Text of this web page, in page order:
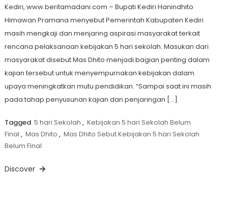
Kediri, www.beritamadani.com – Bupati Kediri Hanindhito
Himawan Pramana menyebut Pemerintah Kabupaten Kediri
masih mengkaji dan menjaring aspirasi masyarakat terkait
rencana pelaksanaan kebijakan 5 hari sekolah. Masukan dari
masyarakat disebut Mas Dhito menjadi bagian penting dalam
kajian tersebut untuk menyempurnakan kebijakan dalam
upaya meningkatkan mutu pendidikan. “Sampai saat ini masih
pada tahap penyusunan kajian dan penjaringan […]
Tagged 5 hari Sekolah , Kebijakan 5 hari Sekolah Belum
Final , Mas Dhito , Mas Dhito Sebut Kebijakan 5 hari Sekolah
Belum Final
Discover